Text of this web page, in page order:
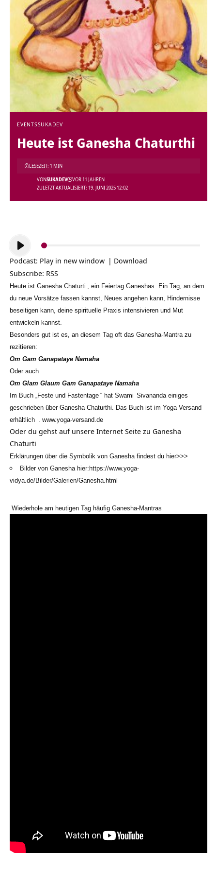
EVENTSSUKADEV
Heute ist Ganesha Chaturthi
ZULETZT AKTUALISIERT: 19. JUNI 2025 12:02
VONSUKADEV VOR 11 JAHREN
LESEZEIT: 1 MIN
Audio-
Player
Podcast: Play in new window | Download
Subscribe: RSS
Heute ist Ganesha Chaturti
, ein Feiertag Ganeshas. Ein Tag, an dem
du neue Vorsätze fassen kannst, Neues angehen kann, Hindernisse
beseitigen kann, deine spirituelle Praxis intensivieren und Mut
entwickeln kannst.
Besonders gut ist es, an diesem Tag oft das Ganesha-Mantra zu
rezitieren:
Om Gam Ganapataye Namaha
Oder auch
Om Glam Glaum Gam Ganapataye Namaha
Im Buch „
Feste und Fastentage “ hat Swami Sivananda einiges
geschrieben über Ganesha Chaturthi. Das Buch ist im Yoga Versand
erhältlich
www.yoga-versand.de
Oder du gehst auf unsere Internet Seite zu Ganesha
Chaturti
Erklärungen über die Symbolik von Ganesha findest du hier>>>
Bilder von Ganesha hier: https://www.yoga-
vidya.de/Bilder/Galerien/Ganesha.html
Wiederhole am heutigen Tag häufig Ganesha-Mantras